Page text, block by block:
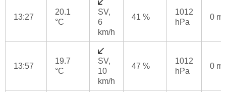
13:27
20.1
°C
SV,
6
km/h
41 %
1012
hPa
0
13:57
19.7
°C
SV,
10
km/h
47 %
1012
hPa
0